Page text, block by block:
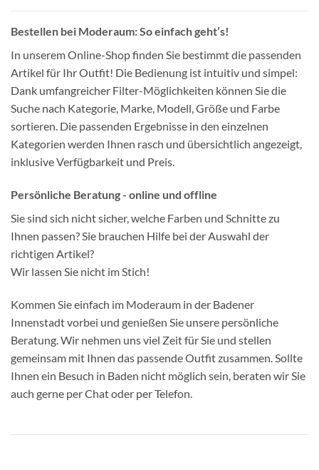
Bestellen bei Moderaum: So einfach geht’s!
In unserem Online-Shop finden Sie bestimmt die passenden
Artikel für Ihr Outfit! Die Bedienung ist intuitiv und simpel:
Dank umfangreicher Filter-Möglichkeiten können Sie die
Suche nach Kategorie, Marke, Modell, Größe und Farbe
sortieren. Die passenden Ergebnisse in den einzelnen
Kategorien werden Ihnen rasch und übersichtlich angezeigt,
inklusive Verfügbarkeit und Preis.
Persönliche Beratung - online und offline
Sie sind sich nicht sicher, welche Farben und Schnitte zu
Ihnen passen? Sie brauchen Hilfe bei der Auswahl der
richtigen Artikel?
Wir lassen Sie nicht im Stich!
Kommen Sie einfach im Moderaum in der Badener
Innenstadt vorbei und genießen Sie unsere persönliche
Beratung. Wir nehmen uns viel Zeit für Sie und stellen
gemeinsam mit Ihnen das passende Outfit zusammen. Sollte
Ihnen ein Besuch in Baden nicht möglich sein, beraten wir Sie
auch gerne per Chat oder per Telefon.